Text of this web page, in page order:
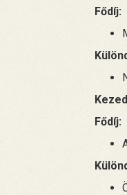
Fődíj:
Fődíj: